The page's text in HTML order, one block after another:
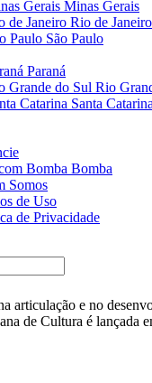
Minas Gerais
Rio de Janeiro
São Paulo
Paraná
Rio
Santa Catarina
Bomba Bomba
Somos
de Uso
de Privacidade
articulação e no
de Cultura é lançada